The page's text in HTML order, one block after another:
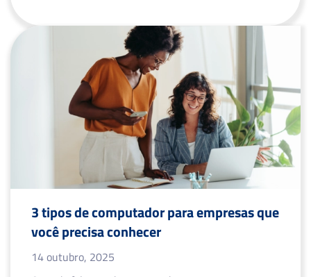
3 tipos de computador para empresas que
você precisa conhecer
14 outubro, 2025